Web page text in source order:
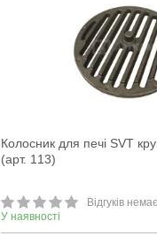
Колосник для печі SVT
(арт. 113)
Відгуків немає
У наявності